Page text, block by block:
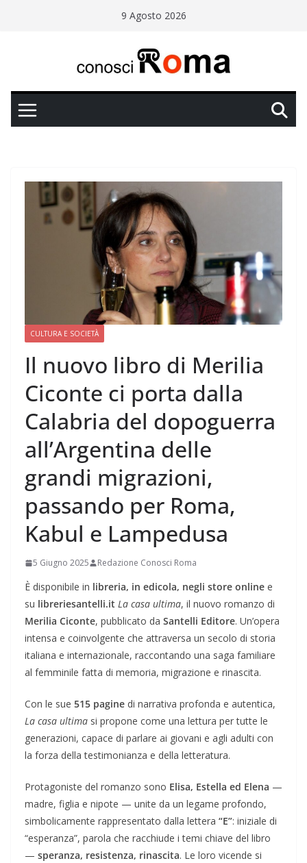
9 Agosto 2026
CULTURA E SOCIETÀ
Il nuovo libro di Merilia
Ciconte ci porta dalla
Calabria del dopoguerra
all’Argentina delle
grandi migrazioni,
passando per Roma,
Kabul e Lampedusa
5 Giugno 2025 Redazione Conosci Roma
È disponibile in libreria, in edicola, negli store online e
su libreriesantelli.it La casa ultima, il nuovo romanzo di
Merilia Ciconte, pubblicato da Santelli Editore. Un’opera
intensa e coinvolgente che attraversa un secolo di storia
italiana e internazionale, raccontando una saga familiare
al femminile fatta di memoria, migrazione e rinascita.
Con le sue 515 pagine di narrativa profonda e autentica,
La casa ultima si propone come una lettura per tutte le
generazioni, capace di parlare ai giovani e agli adulti con
la forza della testimonianza e della letteratura.
Protagoniste del romanzo sono Elisa, Estella ed Elena —
madre, figlia e nipote — unite da un legame profondo,
simbolicamente rappresentato dalla lettera “E”: iniziale di
“esperanza”, parola che racchiude i temi chiave del libro
— speranza, resistenza, rinascita. Le loro vicende si